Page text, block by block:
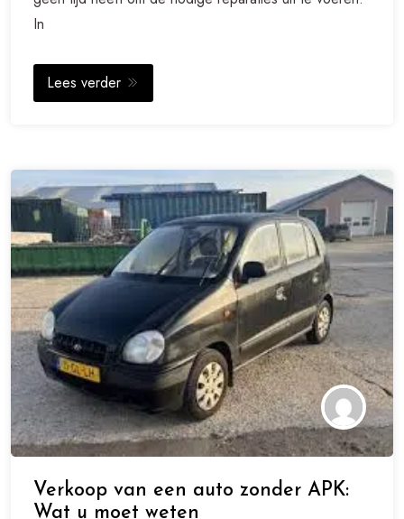
In
Lees verder
Verkoop van een auto zonder APK:
Wat u moet weten